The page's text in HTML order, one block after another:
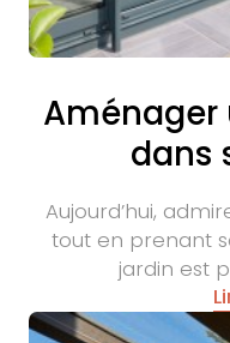
Aménager
dans
Aujourd’hui,
tout en prenant
jardin est